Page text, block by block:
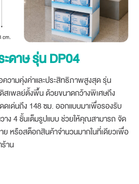
ดาษ รุ่น DP04
วามคุ่งค่าและประสิทธิภาพสูงสุด รุ่น
สเพลย์ตั้งพื้น ด้วยขนาดกว้างพิเศษถึง
ดเด่นถึง 148 ซม. ออกแบบมาเพื่อรองรับ
ง 4 ชั้นเต็มรูปแบบ ช่วยให้คุณสามารถ จัด
หรือสต็อกสินค้าจำนวนมากในที่เดียวเพื่อ
าน